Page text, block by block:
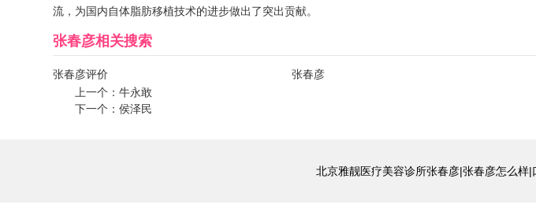
流，为国内自体脂肪移植技术的进步做出了突出贡献。
张春彦相关搜索
张春彦评价
张春彦
上一个：牛永敢
下一个：侯泽民
北京雅靓医疗美容诊所张春彦|张春彦怎么样